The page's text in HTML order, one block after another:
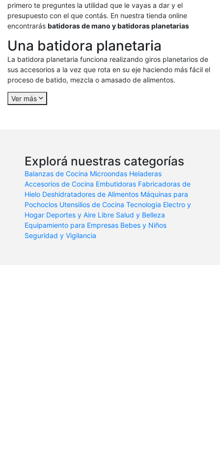
primero te preguntes la utilidad que le vayas a dar y el
presupuesto con el que contás. En nuestra tienda online
encontrarás batidoras de mano y batidoras planetarias
Una batidora planetaria
La batidora planetaria funciona realizando giros planetarios de
sus accesorios a la vez que rota en su eje haciendo más fácil el
proceso de batido, mezcla o amasado de alimentos.
Ver más
Explorá nuestras categorías
Balanzas de Cocina Microondas Heladeras
Accesorios de Cocina Embutidoras Fabricadoras de
Hielo Deshidratadores de Alimentos Máquinas para
Pochoclos Utensilios de Cocina Tecnologia Electro y
Hogar Deportes y Aire Libre Salud y Belleza
Equipamiento para Empresas Bebes y Niños
Seguridad y Vigilancia